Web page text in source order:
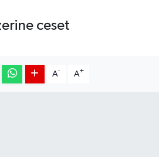
ceset
A- A+